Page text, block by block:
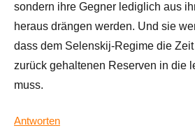
sondern ihre Gegner lediglich aus
heraus drängen werden. Und sie
dass dem Selenskij-Regime die
zurück gehaltenen Reserven in die
muss.
Antworten